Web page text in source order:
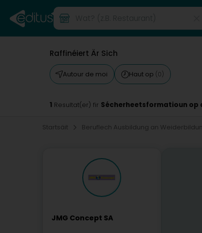
Raffinéiert Är Sich
Autour de moi Haut op (0)
1 Resultat(er) fir Sécherheetsformatioun op
Startsäit Beruflech Ausbildung an
JMG Concept SA